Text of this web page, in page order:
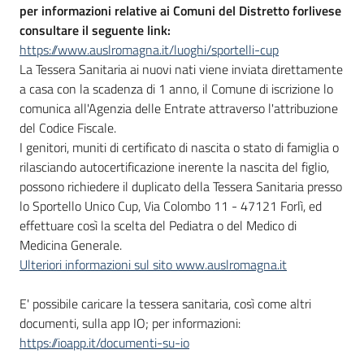
per informazioni relative ai Comuni del Distretto forlivese
consultare il seguente link:
https://www.auslromagna.it/luoghi/sportelli-cup
La Tessera Sanitaria ai nuovi nati viene inviata direttamente
a casa con la scadenza di 1 anno, il Comune di iscrizione lo
comunica all'Agenzia delle Entrate attraverso l'attribuzione
del Codice Fiscale.
I genitori, muniti di certificato di nascita o stato di famiglia o
rilasciando autocertificazione inerente la nascita del figlio,
possono richiedere il duplicato della Tessera Sanitaria presso
lo Sportello Unico Cup, Via Colombo 11 - 47121 Forlì, ed
effettuare così la scelta del Pediatra o del Medico di
Medicina Generale.
Ulteriori informazioni sul sito www.auslromagna.it
E' possibile caricare la tessera sanitaria, così come altri
documenti, sulla app IO; per informazioni:
https://ioapp.it/documenti-su-io